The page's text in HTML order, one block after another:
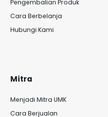
Pengembalian Produk
Cara Berbelanja
Hubungi Kami
Mitra
Menjadi Mitra UMK
Cara Berjualan